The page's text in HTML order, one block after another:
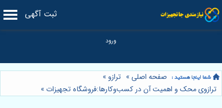
ثبت آگهی
صفحه اصلی » ترازو »
ترازوی محک و اهمیت آن در کسب‌وکارها:فروشگاه تجهیزات »